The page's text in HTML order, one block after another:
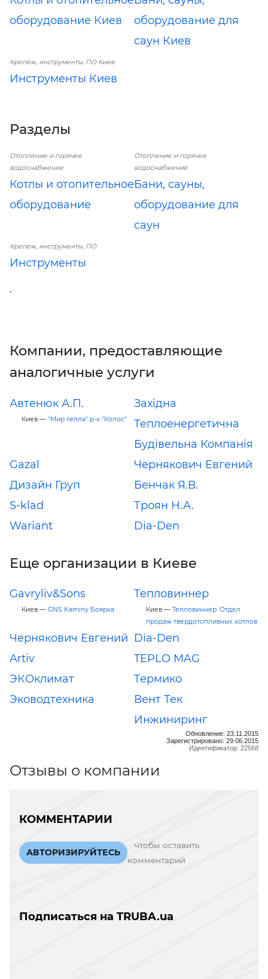
оборудование Киев
оборудование для
саун Киев
Крепеж, инструменты, ПО Киев
Инструменты Киев
Разделы
Отопление и горячее
водоснабжение
Котлы и отопительное
оборудование
Отопление и горячее
водоснабжение
Бани, сауны,
оборудование для
саун
Крепеж, инструменты, ПО
Инструменты
.
Компании, предоставляющие
аналогичные услуги
Автенюк А.П.
Киев — "Мир тепла" р-к "Колос"
Західна
Теплоенергетична
Будівельна Компанія
Gazal
Чернякович Евгений
Дизайн Груп
Бенчак Я.В.
S-klad
Троян Н.А.
Wariant
Dia-Den
Еще организации в Киеве
Gavryliv&Sons
Киев — GNS Kaminy Боярка
Тепловиннер
Киев — Тепловиннер. Отдел
продаж твердотопливных котлов
Чернякович Евгений Dia-Den
Artiv
TEPLO MAG
ЭКОклимат
Термико
Эководтехника
Вент Тек
Инжиниринг
Обновление: 23.11.2015
Зарегистрировано: 29.06.2015
Идентификатор: 22568
Отзывы о компании
КОММЕНТАРИИ
АВТОРИЗИРУЙТЕСЬ
чтобы оставить
комментарий
Подписаться на TRUBA.ua